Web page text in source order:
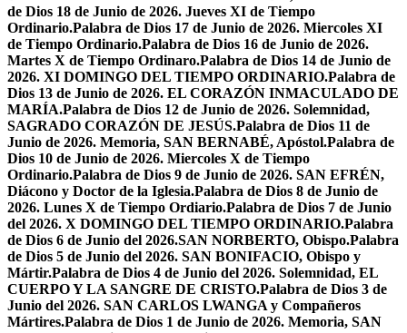
de Dios 18 de Junio de 2026. Jueves XI de Tiempo
Ordinario.Palabra de Dios 17 de Junio de 2026. Miercoles XI
de Tiempo Ordinario.Palabra de Dios 16 de Junio de 2026.
Martes X de Tiempo Ordinaro.Palabra de Dios 14 de Junio de
2026. XI DOMINGO DEL TIEMPO ORDINARIO.Palabra de
Dios 13 de Junio de 2026. EL CORAZÓN INMACULADO DE
MARÍA.Palabra de Dios 12 de Junio de 2026. Solemnidad,
SAGRADO CORAZÓN DE JESÚS.Palabra de Dios 11 de
Junio de 2026. Memoria, SAN BERNABÉ, Apóstol.Palabra de
Dios 10 de Junio de 2026. Miercoles X de Tiempo
Ordinario.Palabra de Dios 9 de Junio de 2026. SAN EFRÉN,
Diácono y Doctor de la Iglesia.Palabra de Dios 8 de Junio de
2026. Lunes X de Tiempo Ordiario.Palabra de Dios 7 de Junio
del 2026. X DOMINGO DEL TIEMPO ORDINARIO.Palabra
de Dios 6 de Junio del 2026.SAN NORBERTO, Obispo.Palabra
de Dios 5 de Junio del 2026. SAN BONIFACIO, Obispo y
Mártir.Palabra de Dios 4 de Junio del 2026. Solemnidad, EL
CUERPO Y LA SANGRE DE CRISTO.Palabra de Dios 3 de
Junio del 2026. SAN CARLOS LWANGA y Compañeros
Mártires.Palabra de Dios 1 de Junio de 2026. Memoria, SAN